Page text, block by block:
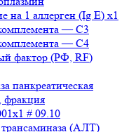
на 1 аллерген (Ig E) x1
— С3
— С4
фактор (РФ, RF)
панкреатическая
фракция
# 09.10
(АЛТ)